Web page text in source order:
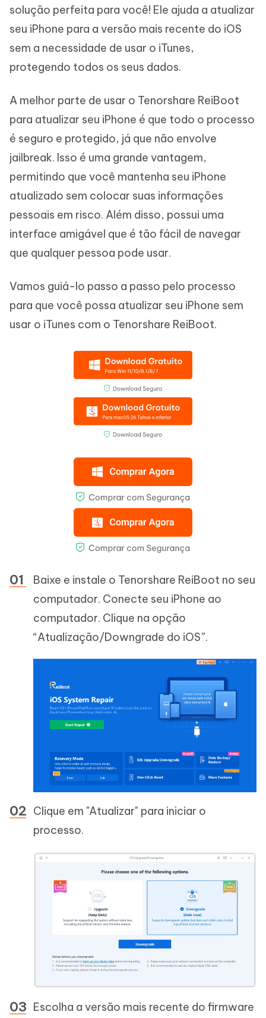
solução perfeita para você! Ele ajuda a atualizar
seu iPhone para a versão mais recente do iOS
sem a necessidade de usar o iTunes,
protegendo todos os seus dados.
A melhor parte de usar o Tenorshare ReiBoot
para atualizar seu iPhone é que todo o processo
é seguro e protegido, já que não envolve
jailbreak. Isso é uma grande vantagem,
permitindo que você mantenha seu iPhone
atualizado sem colocar suas informações
pessoais em risco. Além disso, possui uma
interface amigável que é tão fácil de navegar
que qualquer pessoa pode usar.
Vamos guiá-lo passo a passo pelo processo
para que você possa atualizar seu iPhone sem
usar o iTunes com o Tenorshare ReiBoot.
Baixe e instale o Tenorshare ReiBoot no seu
computador. Conecte seu iPhone ao
computador. Clique na opção
“Atualização/Downgrade do iOS”.
Clique em "Atualizar" para iniciar o
processo.
Escolha a versão mais recente do firmware